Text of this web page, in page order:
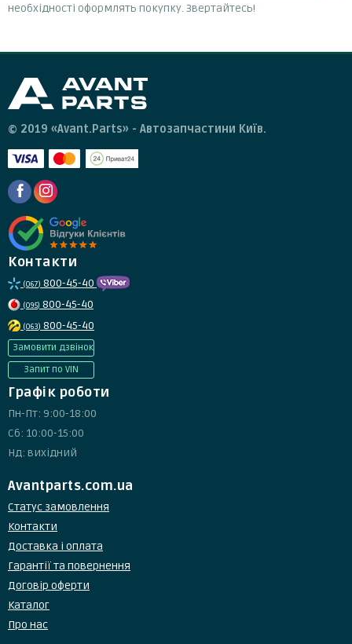
необхідності оформлять покупку. Звертайтесь!
© 2019 «Avant.Parts» - Автозапчастини Київ.
Контакти
(067) 800-45-40
(095) 800-45-40
(063) 800-45-40
Замовити дзвінок
Запит по VIN
Графік роботи
Пн-Пт: 9:00-18:00
Сб: 10:00-15:00
Нд: вихідний
Avantparts.com.ua
Статус замовлення
Контакти
Доставка і оплата
Гарантії та повернення
Договір оферти
Каталог
Про нас